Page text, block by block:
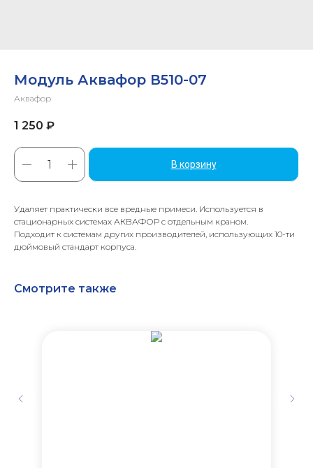
Модуль Аквафор В510-07
Аквафор
1 250 ₽
В корзину
Удаляет практически все вредные примеси. Используется в
стационарных системах АКВАФОР с отдельным краном.
Подходит к системам других производителей, использующих 10-ти
дюймовый стандарт корпуса.
Смотрите также